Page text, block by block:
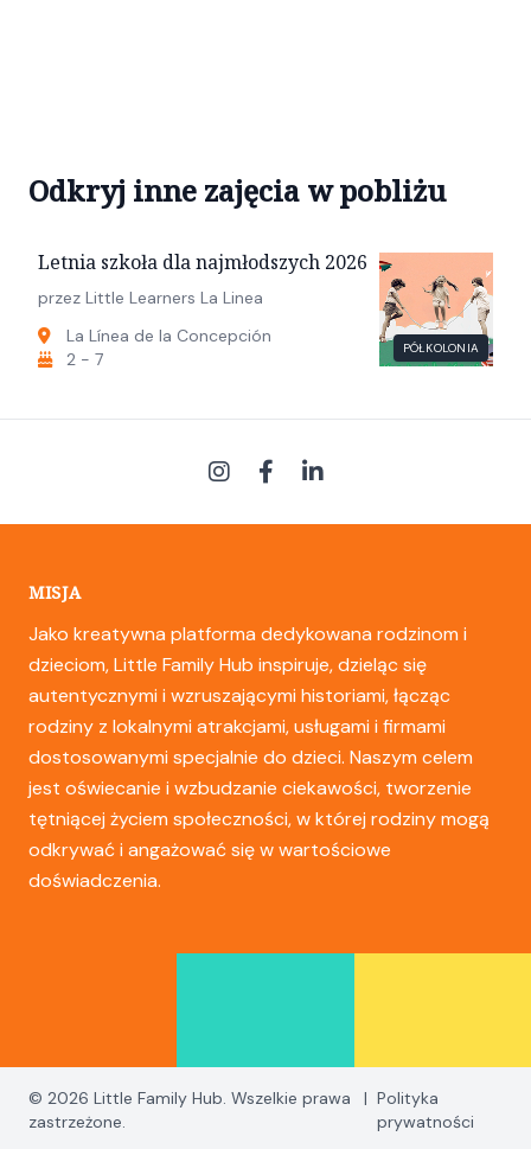
Odkryj inne zajęcia w pobliżu
PÓŁKOLONIA
Letnia szkoła dla najmłodszych 2026
przez Little Learners La Linea
La Línea de la Concepción
2 - 7
MISJA
Jako kreatywna platforma dedykowana rodzinom i
dzieciom, Little Family Hub inspiruje, dzieląc się
autentycznymi i wzruszającymi historiami, łącząc
rodziny z lokalnymi atrakcjami, usługami i firmami
dostosowanymi specjalnie do dzieci. Naszym celem
jest oświecanie i wzbudzanie ciekawości, tworzenie
tętniącej życiem społeczności, w której rodziny mogą
odkrywać i angażować się w wartościowe
doświadczenia.
© 2026 Little Family Hub. Wszelkie prawa
zastrzeżone.
| Polityka
prywatności